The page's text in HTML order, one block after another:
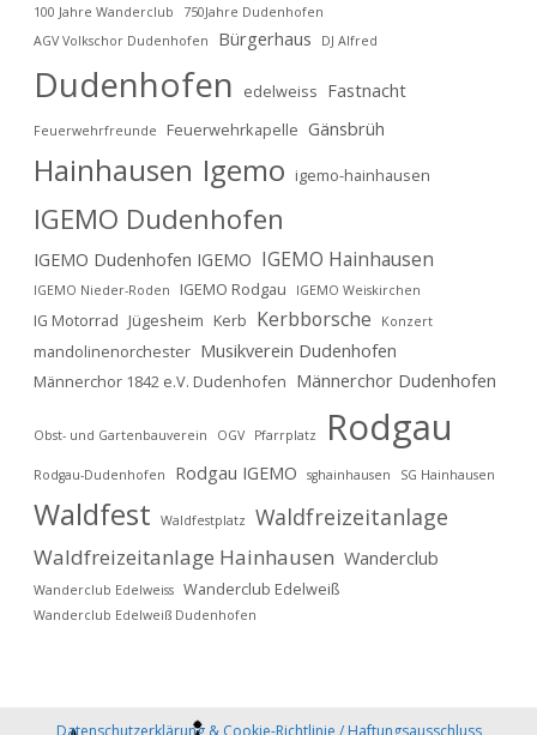
100 Jahre Wanderclub
750Jahre Dudenhofen
AGV Volkschor Dudenhofen
Bürgerhaus DJ Alfred
Dudenhofen edelweiss Fastnacht
Feuerwehrfreunde Feuerwehrkapelle Gänsbrüh
Hainhausen Igemo igemo-hainhausen
IGEMO Dudenhofen
IGEMO Dudenhofen IGEMO IGEMO Hainhausen
IGEMO Nieder-Roden IGEMO Rodgau IGEMO Weiskirchen
IG Motorrad Jügesheim Kerb Kerbborsche Konzert
mandolinenorchester Musikverein Dudenhofen
Männerchor 1842 e.V. Dudenhofen Männerchor Dudenhofen
Obst- und Gartenbauverein OGV Pfarrplatz Rodgau
Rodgau-Dudenhofen Rodgau IGEMO sghainhausen SG Hainhausen
Waldfest Waldfestplatz Waldfreizeitanlage
Waldfreizeitanlage Hainhausen Wanderclub
Wanderclub Edelweiss Wanderclub Edelweiß
Wanderclub Edelweiß Dudenhofen
Datenschutzerklärung & Cookie-Richtlinie / Haftungsausschluss